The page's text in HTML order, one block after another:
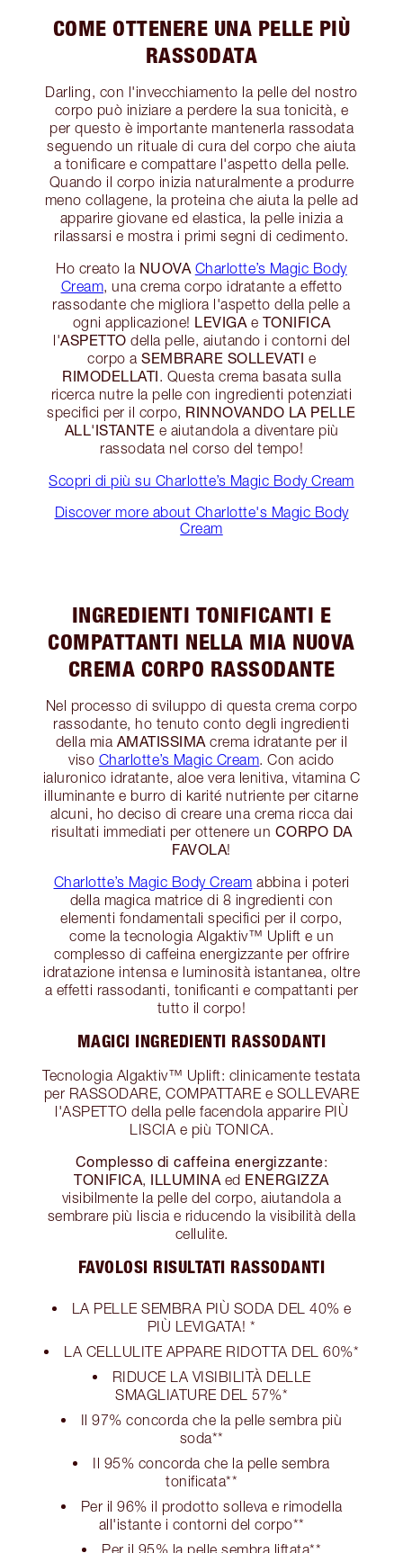
COME OTTENERE UNA PELLE PIÙ
RASSODATA
Darling, con l'invecchiamento la pelle del nostro
corpo può iniziare a perdere la sua tonicità, e
per questo è importante mantenerla rassodata
seguendo un rituale di cura del corpo che aiuta
a tonificare e compattare l'aspetto della pelle.
Quando il corpo inizia naturalmente a produrre
meno collagene, la proteina che aiuta la pelle ad
apparire giovane ed elastica, la pelle inizia a
rilassarsi e mostra i primi segni di cedimento.
Ho creato la NUOVA Charlotte’s Magic Body
Cream, una crema corpo idratante a effetto
rassodante che migliora l'aspetto della pelle a
ogni applicazione! LEVIGA e TONIFICA
l'ASPETTO della pelle, aiutando i contorni del
corpo a SEMBRARE SOLLEVATI e
RIMODELLATI. Questa crema basata sulla
ricerca nutre la pelle con ingredienti potenziati
specifici per il corpo, RINNOVANDO LA PELLE
ALL'ISTANTE e aiutandola a diventare più
rassodata nel corso del tempo!
Scopri di più su Charlotte’s Magic Body Cream
Discover more about Charlotte's Magic Body
Cream
INGREDIENTI TONIFICANTI E
COMPATTANTI NELLA MIA NUOVA
CREMA CORPO RASSODANTE
Nel processo di sviluppo di questa crema corpo
rassodante, ho tenuto conto degli ingredienti
della mia AMATISSIMA crema idratante per il
viso Charlotte’s Magic Cream. Con acido
ialuronico idratante, aloe vera lenitiva, vitamina C
illuminante e burro di karité nutriente per citarne
alcuni, ho deciso di creare una crema ricca dai
risultati immediati per ottenere un CORPO DA
FAVOLA!
Charlotte’s Magic Body Cream abbina i poteri
della magica matrice di 8 ingredienti con
elementi fondamentali specifici per il corpo,
come la tecnologia Algaktiv™ Uplift e un
complesso di caffeina energizzante per offrire
idratazione intensa e luminosità istantanea, oltre
a effetti rassodanti, tonificanti e compattanti per
tutto il corpo!
MAGICI INGREDIENTI RASSODANTI
Tecnologia Algaktiv™ Uplift: clinicamente testata
per RASSODARE, COMPATTARE e SOLLEVARE
l'ASPETTO della pelle facendola apparire PIÙ
LISCIA e più TONICA.
Complesso di caffeina energizzante:
TONIFICA, ILLUMINA ed ENERGIZZA
visibilmente la pelle del corpo, aiutandola a
sembrare più liscia e riducendo la visibilità della
cellulite.
FAVOLOSI RISULTATI RASSODANTI
LA PELLE SEMBRA PIÙ SODA DEL 40% e
PIÙ LEVIGATA! *
LA CELLULITE APPARE RIDOTTA DEL 60%*
RIDUCE LA VISIBILITÀ DELLE
SMAGLIATURE DEL 57%*
Il 97% concorda che la pelle sembra più
soda**
Il 95% concorda che la pelle sembra
tonificata**
Per il 96% il prodotto solleva e rimodella
all'istante i contorni del corpo**
Per il 95% la pelle sembra liftata**